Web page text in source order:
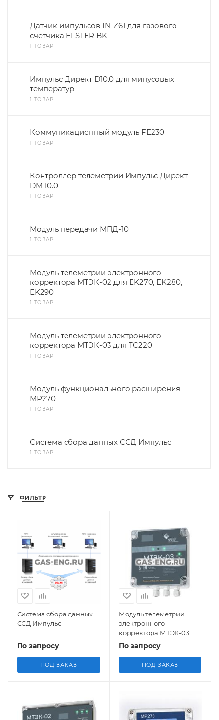
Датчик импульсов IN-Z61 для газового
счетчика ELSTER BK
1 ТОВАР
Импульс Директ D10.0 для минусовых
температур
1 ТОВАР
Коммуникационный модуль FE230
1 ТОВАР
Контроллер телеметрии Импульс Директ
DM 10.0
1 ТОВАР
Модуль передачи МПД-10
1 ТОВАР
Модуль телеметрии электронного
корректора МТЭК-02 для EK270, EK280,
EK290
1 ТОВАР
Модуль телеметрии электронного
корректора МТЭК-03 для TC220
1 ТОВАР
Модуль функционального расширения
МР270
1 ТОВАР
Система сбора данных ССД Импульс
1 ТОВАР
ФИЛЬТР
Система сбора данных
ССД Импульс
По запросу
ПОД ЗАКАЗ
Модуль телеметрии
электронного
корректора МТЭК-03
для TC220
По запросу
ПОД ЗАКАЗ